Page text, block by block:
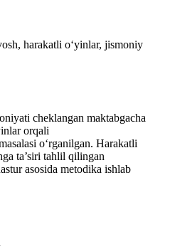
harakatli o‘yinlar, jismoniy
cheklangan maktabgacha
orqali
o‘rganilgan. Harakatli
ta’siri tahlil qilingan
asosida metodika ishlab